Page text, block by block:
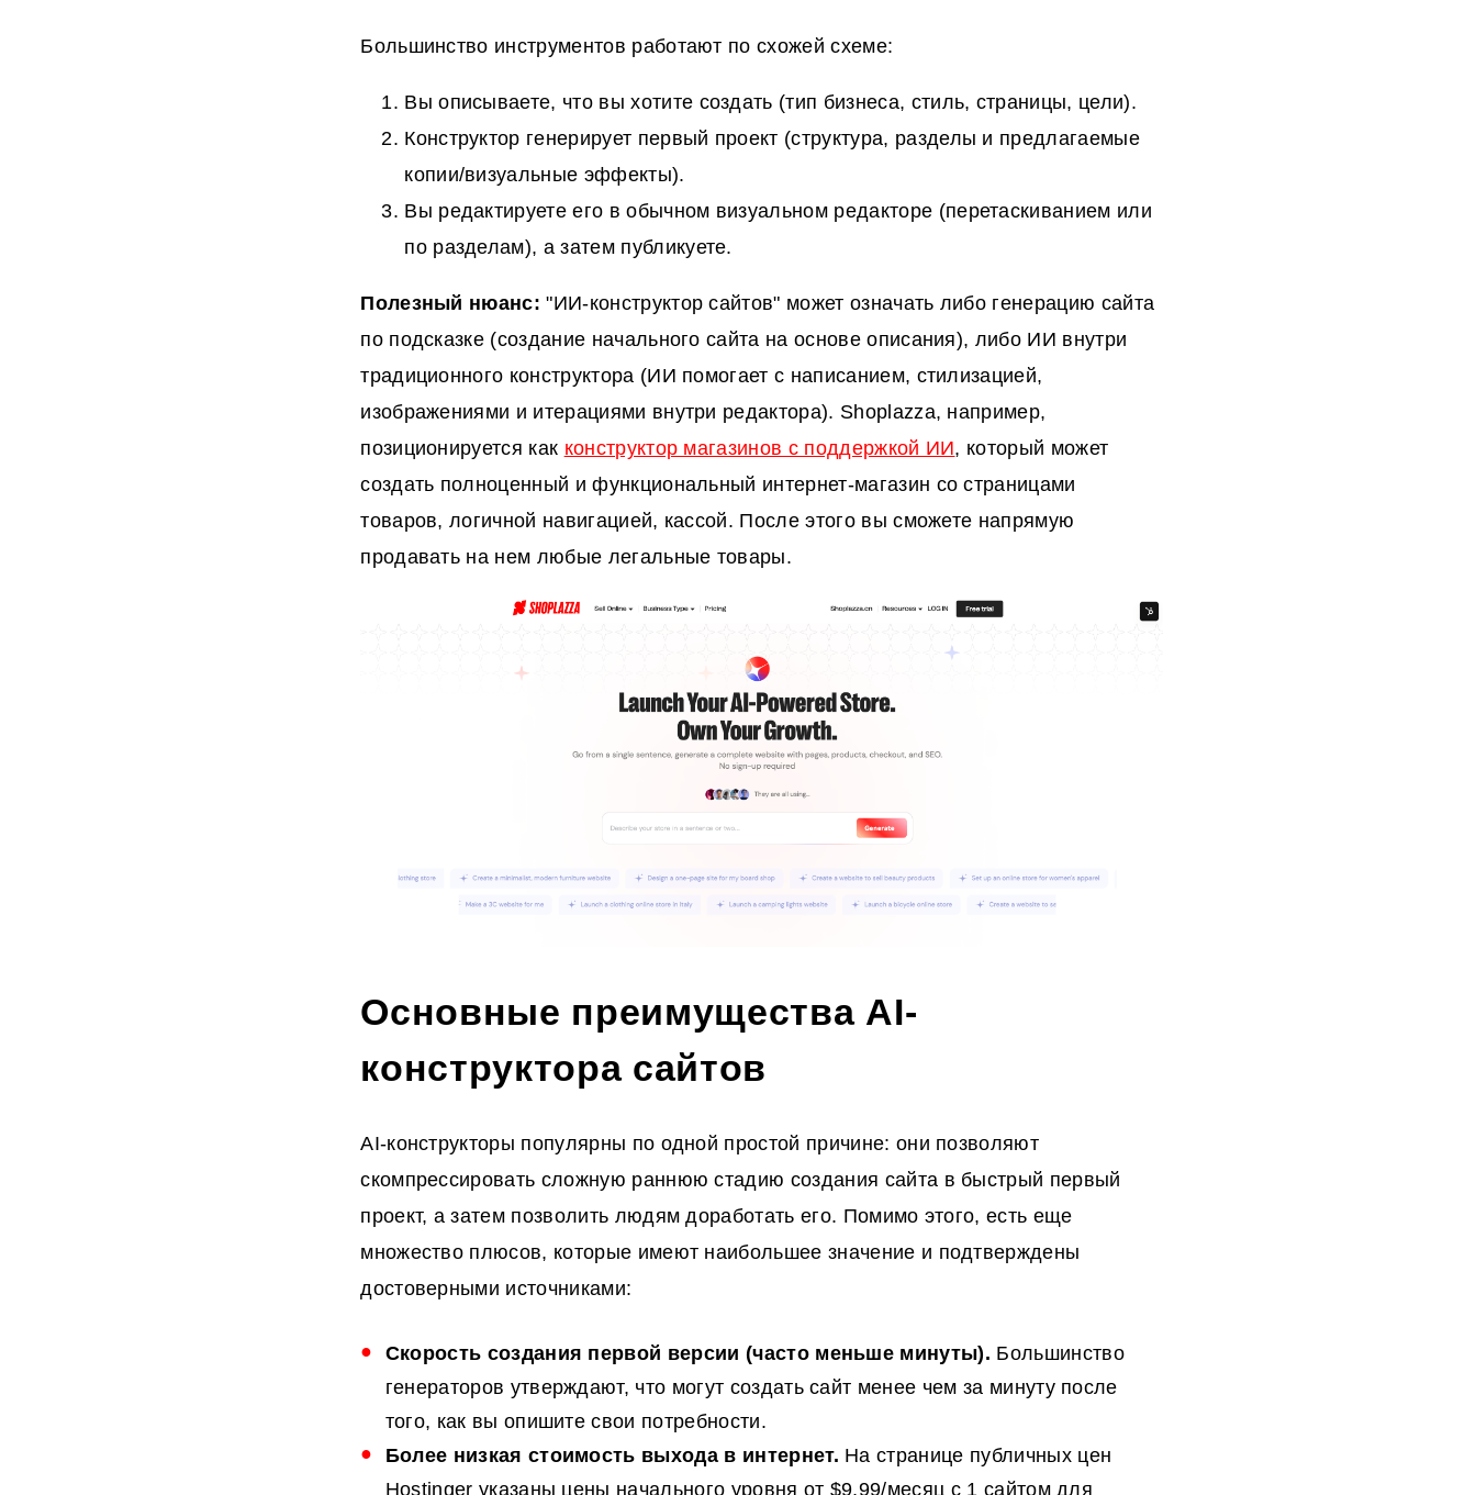
Большинство инструментов работают по схожей схеме:
Вы описываете, что вы хотите создать (тип бизнеса, стиль, страницы, цели).
Конструктор генерирует первый проект (структура, разделы и предлагаемые
копии/визуальные эффекты).
Вы редактируете его в обычном визуальном редакторе (перетаскиванием или
по разделам), а затем публикуете.
Полезный нюанс: "ИИ-конструктор сайтов" может означать либо генерацию сайта
по подсказке (создание начального сайта на основе описания), либо ИИ внутри
традиционного конструктора (ИИ помогает с написанием, стилизацией,
изображениями и итерациями внутри редактора). Shoplazza, например,
позиционируется как конструктор магазинов с поддержкой ИИ, который может
создать полноценный и функциональный интернет-магазин со страницами
товаров, логичной навигацией, кассой. После этого вы сможете напрямую
продавать на нем любые легальные товары.
Основные преимущества AI-
конструктора сайтов
AI-конструкторы популярны по одной простой причине: они позволяют
скомпрессировать сложную раннюю стадию создания сайта в быстрый первый
проект, а затем позволить людям доработать его. Помимо этого, есть еще
множество плюсов, которые имеют наибольшее значение и подтверждены
достоверными источниками:
Скорость создания первой версии (часто меньше минуты). Большинство
генераторов утверждают, что могут создать сайт менее чем за минуту после
того, как вы опишите свои потребности.
Более низкая стоимость выхода в интернет. На странице публичных цен
Hostinger указаны цены начального уровня от $9,99/месяц с 1 сайтом для